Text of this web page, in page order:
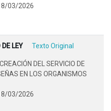
03/2026
DE LEY Texto Original
DEL SERVICIO DE
EN LOS ORGANISMOS
03/2026